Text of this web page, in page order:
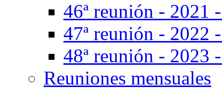
46ª reunión - 2021
47ª reunión - 2022
48ª reunión - 2023
Reuniones mensuales